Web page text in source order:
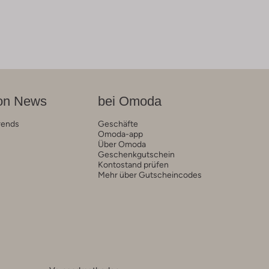
News bei Omoda
Geschäfte
Omoda-app
Über Omoda
Geschenkgutschein
Kontostand prüfen
Mehr über Gutscheincodes